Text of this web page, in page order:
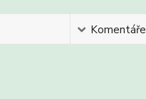
Komentáře